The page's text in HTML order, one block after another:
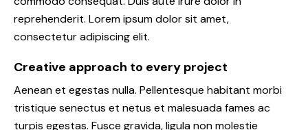
reprehenderit. Lorem ipsum dolor sit amet,
consectetur adipiscing elit.
Creative approach to every project
Aenean et egestas nulla. Pellentesque habitant morbi
tristique senectus et netus et malesuada fames ac
turpis egestas. Fusce gravida, ligula non molestie